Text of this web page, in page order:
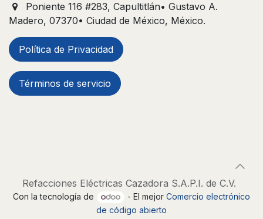
Poniente 116 #283, Capultitlán• Gustavo A.
Madero, 07370• Ciudad de México, México.
Política de Privacidad
Términos de servicio
Refacciones Eléctricas Cazadora S.A.P.I. de C.V.
Con la tecnología de - El mejor Comercio electrónico
de código abierto